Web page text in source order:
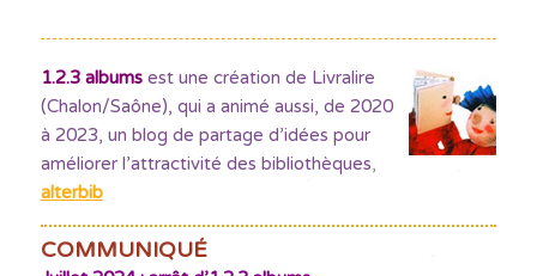
1.2.3 albumsest une création de Livralire
(Chalon/Saône), qui a animé aussi, de 2020
à 2023, un blog de partage d’idées pour
améliorer l’attractivité des bibliothèques,
alterbib
COMMUNIQUÉ